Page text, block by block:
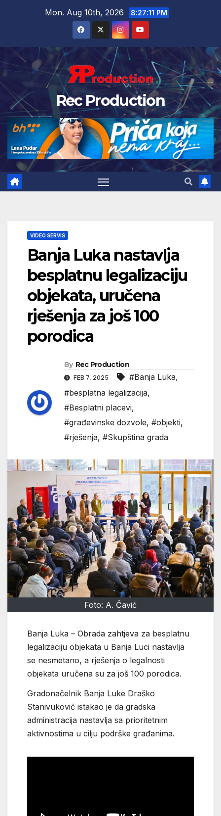
Mon. Aug 10th, 2026 8:27:12 PM
Rec Production
VIDEO SERVIS
Banja Luka nastavlja
besplatnu legalizaciju
objekata, uručena
rješenja za još 100
porodica
By Rec Production
FEB 7, 2025 #Banja Luka,
#besplatna legalizacija,
#Besplatni placevi,
#građevinske dozvole, #objekti,
#rješenja, #Skupština grada
Foto: A. Čavić
Banja Luka – Obrada zahtjeva za besplatnu
legalizaciju objekata u Banja Luci nastavlja
se nesmetano, a rješenja o legalnosti
objekata uručena su za još 100 porodica.
Gradonačelnik Banja Luke Draško
Stanivuković istakao je da gradska
administracija nastavlja sa prioritetnim
aktivnostima u cilju podrške građanima.